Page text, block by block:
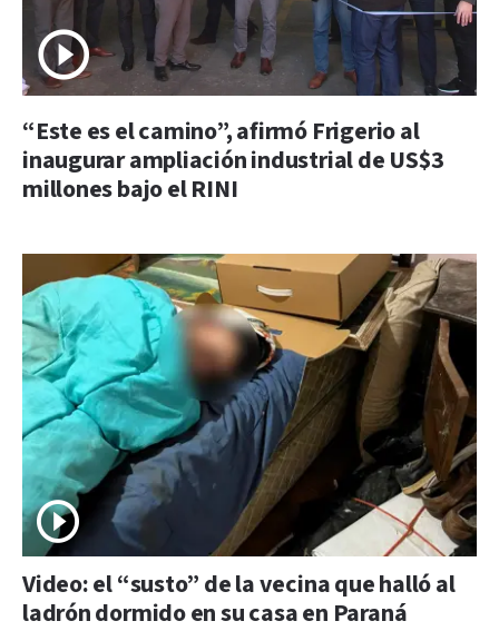
“Este es el camino”, afirmó Frigerio al
inaugurar ampliación industrial de US$3
millones bajo el RINI
Video: el “susto” de la vecina que halló al
ladrón dormido en su casa en Paraná